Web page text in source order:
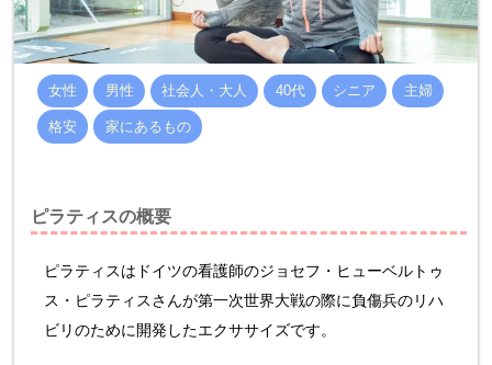
女性 男性 社会人・大人 40代 シニア 主婦
格安 家にあるもの
ピラティスの概要
ピラティスはドイツの看護師のジョセフ・ヒューベルトゥ
ス・ピラティスさんが第一次世界大戦の際に負傷兵のリハ
ビリのために開発したエクササイズです。